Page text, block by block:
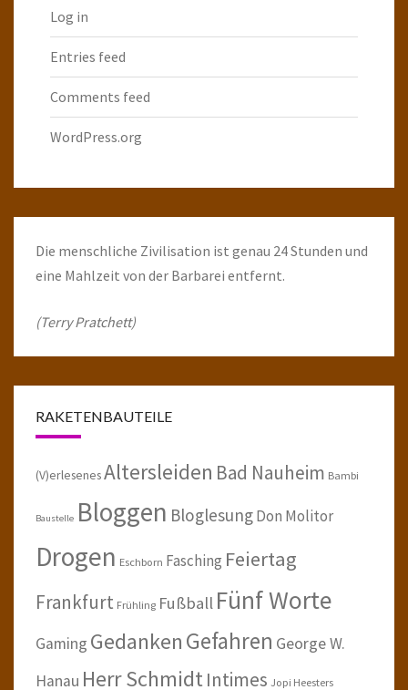
Log in
Entries feed
Comments feed
WordPress.org
Die menschliche Zivilisation ist genau 24 Stunden und
eine Mahlzeit von der Barbarei entfernt.
(Terry Pratchett)
RAKETENBAUTEILE
(V)erlesenesAltersleiden Bad Nauheim Bambi
Baustelle Bloggen BloglesungDon Molitor
Drogen Eschborn Fasching Feiertag
Frankfurt Frühling Fußball Fünf Worte
Gaming GedankenGefahren George W.
Hanau Herr SchmidtIntimes Jopi Heesters